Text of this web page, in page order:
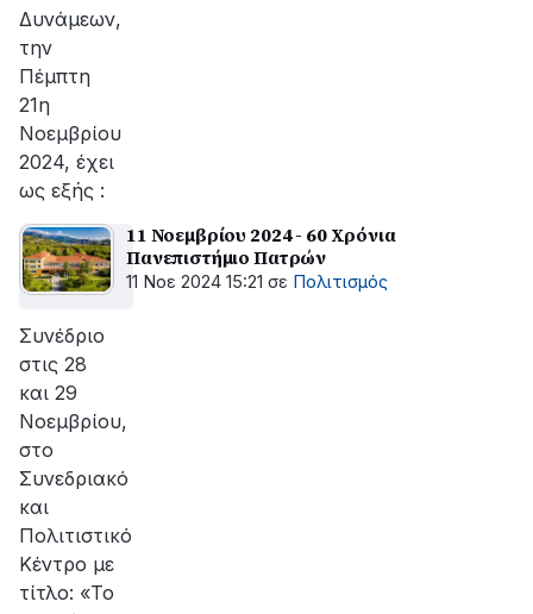
Δυνάμεων,
την
Πέμπτη
21η
Νοεμβρίου
2024, έχει
ως εξής :
11 Νοεμβρίου 2024 - 60 Χρόνια
Πανεπιστήμιο Πατρών
11 Νοε 2024 15:21 σε Πολιτισμός
Συνέδριο
στις 28
και 29
Νοεμβρίου,
στο
Συνεδριακό
και
Πολιτιστικό
Κέντρο με
τίτλο: «Το